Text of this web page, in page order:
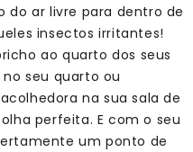
ar livre para dentro de
insectos irritantes!
ao quarto dos seus
seu quarto ou
na sua sala de
perfeita. E com o seu
um ponto de